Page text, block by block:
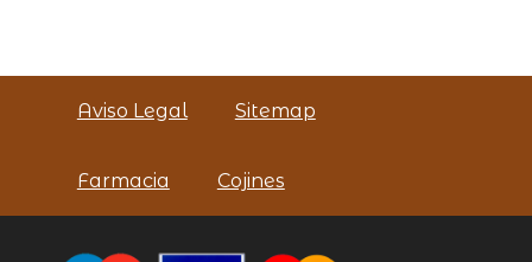
Aviso Legal Sitemap
Farmacia Cojines